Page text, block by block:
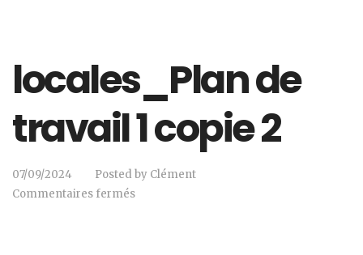
locales_Plan de
travail 1 copie 2
07/09/2024 Posted by Clément
Commentaires fermés